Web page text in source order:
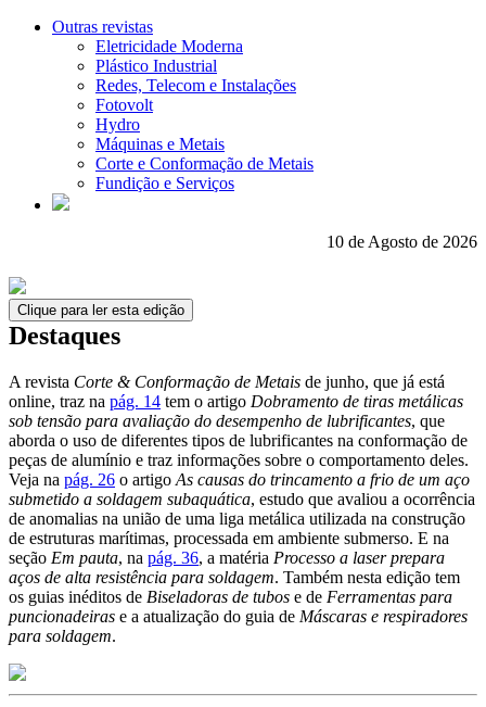
Outras revistas
Eletricidade Moderna
Plástico Industrial
Redes, Telecom e Instalações
Fotovolt
Hydro
Máquinas e Metais
Corte e Conformação de Metais
Fundição e Serviços
10 de Agosto de 2026
Clique para ler esta edição
Destaques
A revista Corte & Conformação de Metais de junho, que já está
online, traz na pág. 14 tem o artigo Dobramento de tiras metálicas
sob tensão para avaliação do desempenho de lubrificantes, que
aborda o uso de diferentes tipos de lubrificantes na conformação de
peças de alumínio e traz informações sobre o comportamento deles.
Veja na pág. 26 o artigo As causas do trincamento a frio de um aço
submetido a soldagem subaquática, estudo que avaliou a ocorrência
de anomalias na união de uma liga metálica utilizada na construção
de estruturas marítimas, processada em ambiente submerso. E na
seção Em pauta, na pág. 36, a matéria Processo a laser prepara
aços de alta resistência para soldagem. Também nesta edição tem
os guias inéditos de Biseladoras de tubos e de Ferramentas para
puncionadeiras e a atualização do guia de Máscaras e respiradores
para soldagem.